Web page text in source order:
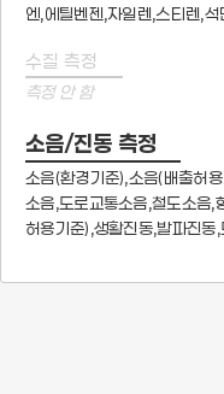
엔,에틸벤젠,자일렌,스티렌,
수질 측정
측정 안 함
소음/진동 측정
소음(환경기준),소음(배출허
소음,도로교통소음,철도소음,
허용기준),생활진동,발파진동